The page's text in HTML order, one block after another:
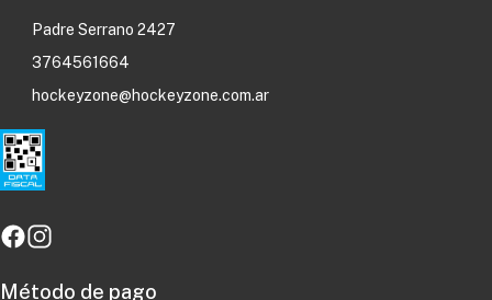
Padre Serrano 2427
3764561664
hockeyzone@hockeyzone.com.ar
Método de pago